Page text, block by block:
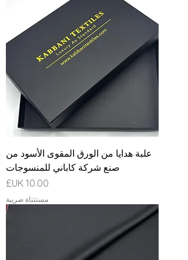
علبة هدايا من الورق المقوى الأسود من
صنع شركة كاباني للمنسوجات
السعر
مستثناة ضريبة